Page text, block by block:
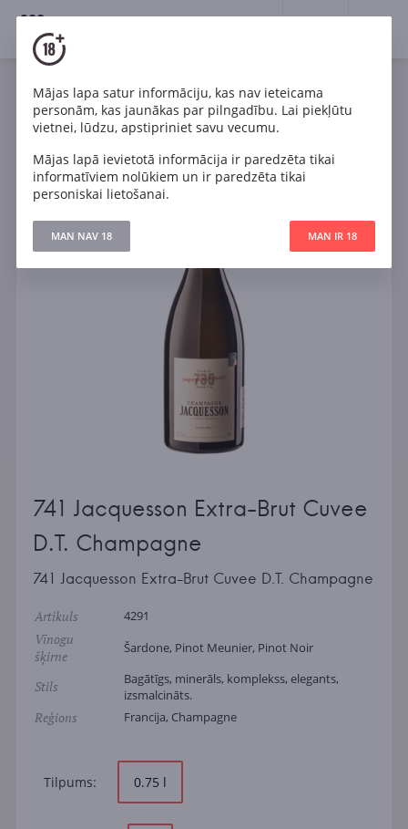
18+
Dzirkstošais
Francija
741 Jacquesson Extra-Brut Cuvee D.T. Champagne
741 Jacquesson Extra-Brut Cuvee
D.T. Champagne
741 Jacquesson Extra-Brut Cuvee D.T. Champagne
Artikuls 4291
Vīnogu
šķirne
Šardone, Pinot Meunier, Pinot Noir
Stils
Bagātīgs, minerāls, komplekss, elegants,
izsmalcināts.
Reģions Francija, Champagne
Tilpums: 0.75 l
Mājas lapa satur informāciju, kas nav ieteicama
personām, kas jaunākas par pilngadību. Lai piekļūtu
vietnei, lūdzu, apstipriniet savu vecumu.
Mājas lapā ievietotā informācija ir paredzēta tikai
informatīviem nolūkiem un ir paredzēta tikai
personiskai lietošanai.
MAN NAV 18 MAN IR 18